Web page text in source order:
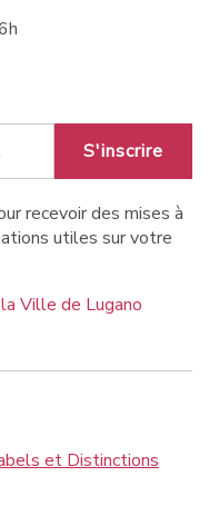
S'inscrire
recevoir des mises à
utiles sur votre
Ville de Lugano
et Distinctions